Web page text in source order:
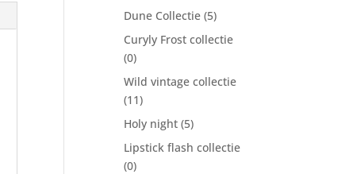
Dune Collectie (5)
Curyly Frost collectie
(0)
Wild vintage collectie
(11)
Holy night (5)
Lipstick flash collectie
(0)